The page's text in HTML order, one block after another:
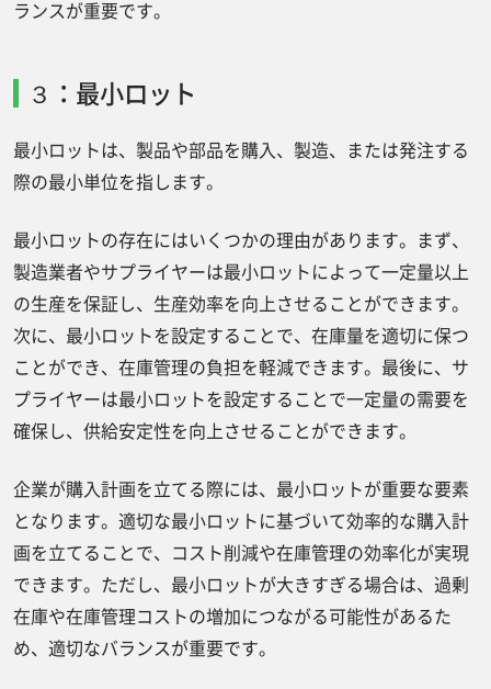
ランスが重要です。
３：最小ロット
最小ロットは、製品や部品を購入、製造、または発注する
際の最小単位を指します。
最小ロットの存在にはいくつかの理由があります。まず、
製造業者やサプライヤーは最小ロットによって一定量以上
の生産を保証し、生産効率を向上させることができます。
次に、最小ロットを設定することで、在庫量を適切に保つ
ことができ、在庫管理の負担を軽減できます。最後に、サ
プライヤーは最小ロットを設定することで一定量の需要を
確保し、供給安定性を向上させることができます。
企業が購入計画を立てる際には、最小ロットが重要な要素
となります。適切な最小ロットに基づいて効率的な購入計
画を立てることで、コスト削減や在庫管理の効率化が実現
できます。ただし、最小ロットが大きすぎる場合は、過剰
在庫や在庫管理コストの増加につながる可能性があるた
め、適切なバランスが重要です。